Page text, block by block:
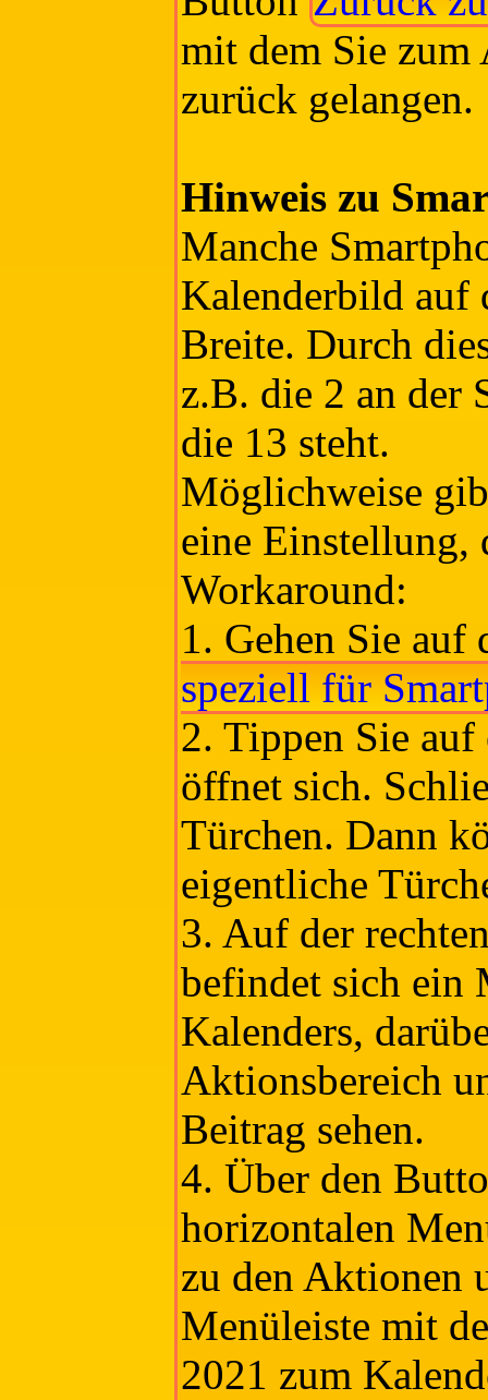
mit dem Sie zum
zurück gelangen.
Hinweis zu
Manche
Kalenderbild auf
Breite. Durch
z.B. die 2 an der
die 13 steht.
Möglichweise
eine
Workaround:
1. Gehen Sie auf
speziell für
2. Tippen Sie
öffnet sich.
Türchen. Dann
eigentliche
3. Auf der
befindet sich ein
Kalenders,
Aktionsbereich
Beitrag sehen.
4. Über den
horizontalen
zu den Aktionen
Menüleiste mit
2021 zum